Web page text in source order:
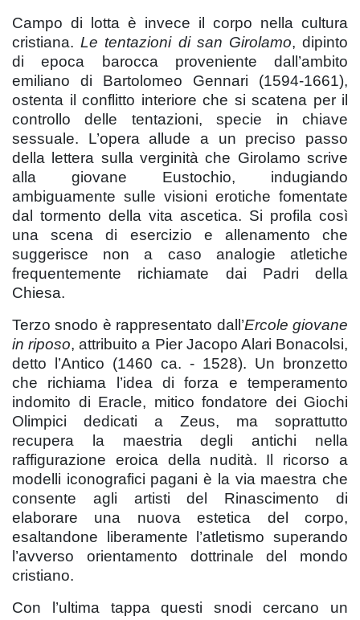
Campo di lotta è invece il corpo nella cultura
cristiana.Le tentazioni di san Girolamo, dipinto
di epoca barocca proveniente dall’ambito
emiliano di Bartolomeo Gennari (1594-1661),
ostenta il conflitto interiore che si scatena per il
controllo delle tentazioni, specie in chiave
sessuale. L’opera allude a un preciso passo
della lettera sulla verginità che Girolamo scrive
alla giovane Eustochio, indugiando
ambiguamente sulle visioni erotiche fomentate
dal tormento della vita ascetica. Si profila così
una scena di esercizio e allenamento che
suggerisce non a caso analogie atletiche
frequentemente richiamate dai Padri della
Chiesa.
Terzo snodo è rappresentato dall’Ercole giovane
in riposo, attribuito a Pier Jacopo Alari Bonacolsi,
detto l’Antico (1460 ca. - 1528). Un bronzetto
che richiama l’idea di forza e temperamento
indomito di Eracle, mitico fondatore dei Giochi
Olimpici dedicati a Zeus, ma soprattutto
recupera la maestria degli antichi nella
raffigurazione eroica della nudità. Il ricorso a
modelli iconografici pagani è la via maestra che
consente agli artisti del Rinascimento di
elaborare una nuova estetica del corpo,
esaltandone liberamente l’atletismo superando
l’avverso orientamento dottrinale del mondo
cristiano.
Con l’ultima tappa questi snodi cercano un